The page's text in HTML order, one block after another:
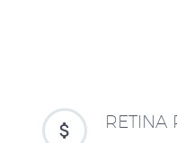

 RETINA